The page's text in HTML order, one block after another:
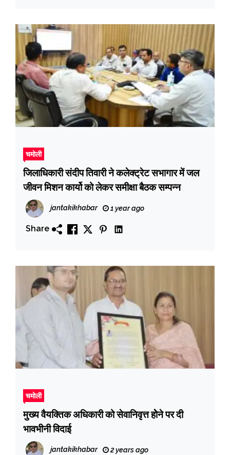
चमोली
जिलाधिकारी संदीप तिवारी ने कलेक्ट्रेट सभागार में जल
जीवन मिशन कार्यो को लेकर समीक्षा बैठक सम्पन्न
jantakikhabar 1 year ago
Share
चमोली
मुख्य वैयक्तिक अधिकारी को सेवानिवृत्त होेने पर दी
भावभीनी विदाई
jantakikhabar 2 years ago